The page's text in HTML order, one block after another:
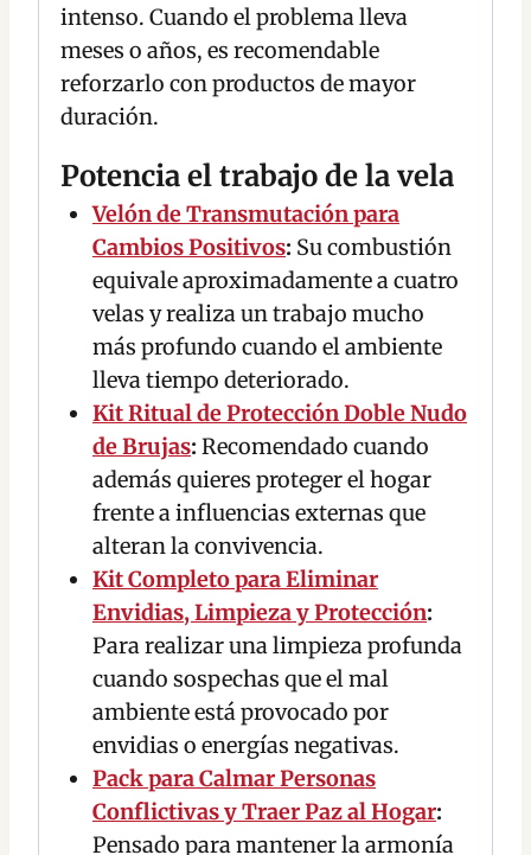
intenso. Cuando el problema lleva
meses o años, es recomendable
reforzarlo con productos de mayor
duración.
Potencia el trabajo de la vela
Velón de Transmutación para
Cambios Positivos: Su combustión
equivale aproximadamente a cuatro
velas y realiza un trabajo mucho
más profundo cuando el ambiente
lleva tiempo deteriorado.
Kit Ritual de Protección Doble Nudo
de Brujas: Recomendado cuando
además quieres proteger el hogar
frente a influencias externas que
alteran la convivencia.
Kit Completo para Eliminar
Envidias, Limpieza y Protección:
Para realizar una limpieza profunda
cuando sospechas que el mal
ambiente está provocado por
envidias o energías negativas.
Pack para Calmar Personas
Conflictivas y Traer Paz al Hogar:
Pensado para mantener la armonía